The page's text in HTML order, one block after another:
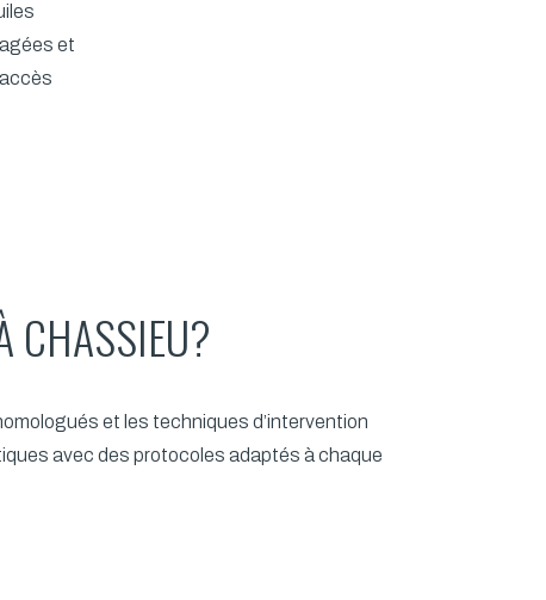
et
CHASSIEU?
et les techniques d’intervention
avec des protocoles adaptés à chaque